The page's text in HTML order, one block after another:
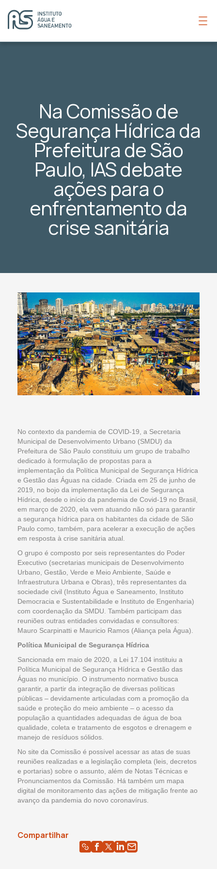
Na Comissão de
Segurança Hídrica da
Prefeitura de São
Paulo, IAS debate
ações para o
enfrentamento da
crise sanitária
No contexto da pandemia de COVID-19, a Secretaria
Municipal de Desenvolvimento Urbano (SMDU) da
Prefeitura de São Paulo constituiu um grupo de trabalho
dedicado à formulação de propostas para a
implementação da Política Municipal de Segurança Hídrica
e Gestão das Águas na cidade. Criada em 25 de junho de
2019, no bojo da implementação da Lei de Segurança
Hídrica, desde o início da pandemia de Covid-19 no Brasil,
em março de 2020, ela vem atuando não só para garantir
a segurança hídrica para os habitantes da cidade de São
Paulo como, também, para acelerar a execução de ações
em resposta à crise sanitária atual.
O grupo é composto por seis representantes do Poder
Executivo (secretarias municipais de Desenvolvimento
Urbano, Gestão, Verde e Meio Ambiente, Saúde e
Infraestrutura Urbana e Obras), três representantes da
sociedade civil (Instituto Água e Saneamento, Instituto
Democracia e Sustentabilidade e Instituto de Engenharia)
com coordenação da SMDU. Também participam das
reuniões outras entidades convidadas e consultores:
Mauro Scarpinatti e Mauricio Ramos (Aliança pela Água).
Política Municipal de Segurança Hídrica
Sancionada em maio de 2020, a Lei 17.104 instituiu a
Política Municipal de Segurança Hídrica e Gestão das
Águas no município. O instrumento normativo busca
garantir, a partir da integração de diversas políticas
públicas – devidamente articuladas com a promoção da
saúde e proteção do meio ambiente – o acesso da
população a quantidades adequadas de água de boa
qualidade, coleta e tratamento de esgotos e drenagem e
manejo de resíduos sólidos.
No site da Comissão é possível acessar as atas de suas
reuniões realizadas e a legislação completa (leis, decretos
e portarias) sobre o assunto, além de Notas Técnicas e
Pronunciamentos da Comissão. Há também um mapa
digital de monitoramento das ações de mitigação frente ao
avanço da pandemia do novo coronavírus.
Compartilhar